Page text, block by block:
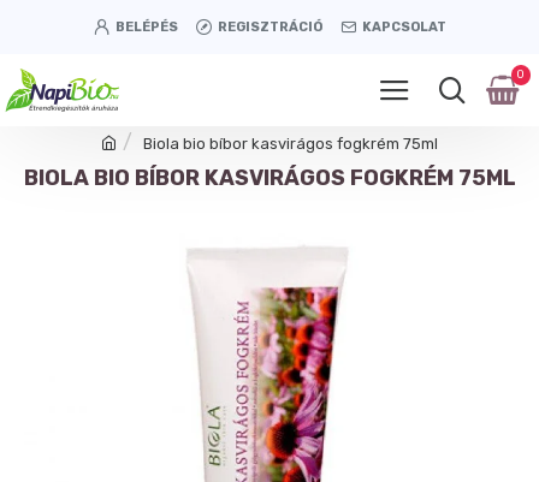
BELÉPÉS REGISZTRÁCIÓ KAPCSOLAT
0
Biola bio bíbor kasvirágos fogkrém 75ml
BIOLA BIO BÍBOR KASVIRÁGOS FOGKRÉM 75ML